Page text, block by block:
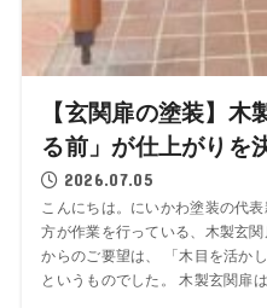
【玄関扉の塗装】木
る前」が仕上がりを
2026.07.05
こんにちは。にいかわ塗装の代
方が作業を行っている、木製玄
からのご要望は、 「木目を活か
というものでした。 木製玄関扉は